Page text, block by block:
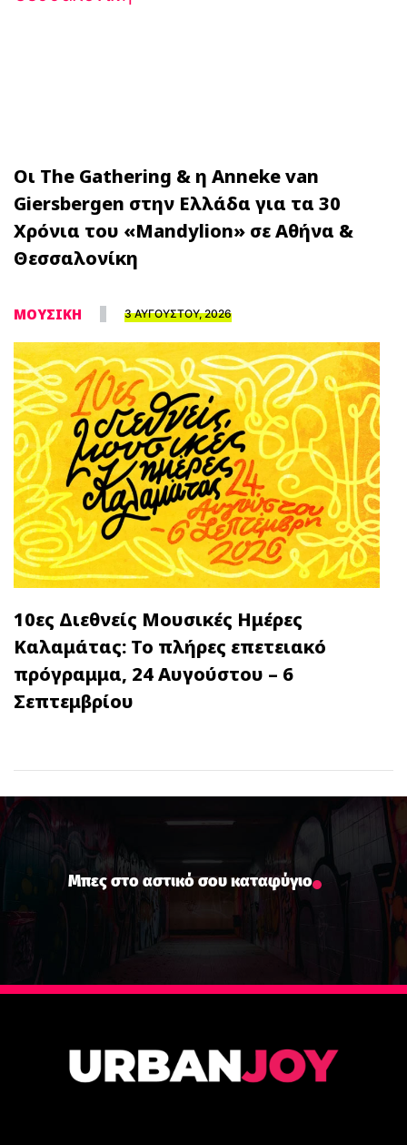
Οι The Gathering & η Anneke van
Giersbergen στην Ελλάδα για τα 30
Χρόνια του «Mandylion» σε Αθήνα &
Θεσσαλονίκη
ΜΟΥΣΙΚΗ 3 ΑΥΓΟΥΣΤΟΥ, 2026
10ες Διεθνείς Μουσικές Ημέρες
Καλαμάτας: Το πλήρες επετειακό
πρόγραμμα, 24 Αυγούστου – 6
Σεπτεμβρίου
Μπες στο αστικό σου καταφύγιο